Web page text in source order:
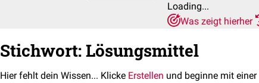
Loading...
Was zeigt hierher
Stichwort: Lösungsmittel
Hier fehlt dein Wissen... Klicke Erstellen und beginne mit